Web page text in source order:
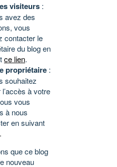
visiteurs :
avez des
vous
contacter le
du blog en
ce lien.
propriétaire :
souhaitez
l’accès à votre
vous
à nous
en suivant
.
que ce blog
nouveau